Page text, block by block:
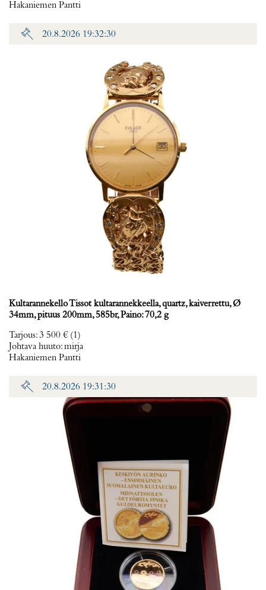
Hakaniemen Pantti
20.8.2026 19:32:30
Kultarannekello Tissot kultarannekkeella, quartz, kaiverrettu, Ø
34mm, pituus 200mm, 585br, Paino: 70,2 g
Tarjous:3 500 € (1)
Johtava huuto:mirja
Hakaniemen Pantti
20.8.2026 19:31:30